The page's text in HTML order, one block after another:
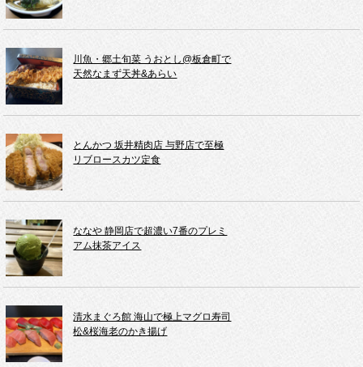
川魚・郷土旬菜 うおとし@板倉町で
天然なまず天丼&あらい
とんかつ 坂井精肉店 与野店で至極
リブロースカツ定食
ななや 静岡店で超濃い7番のプレミ
アム抹茶アイス
清水まぐろ館 海山で極上マグロ寿司
松&桜海老のかき揚げ